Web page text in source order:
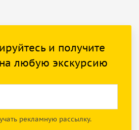
и получите
любую экскурсию
рекламную рассылку.